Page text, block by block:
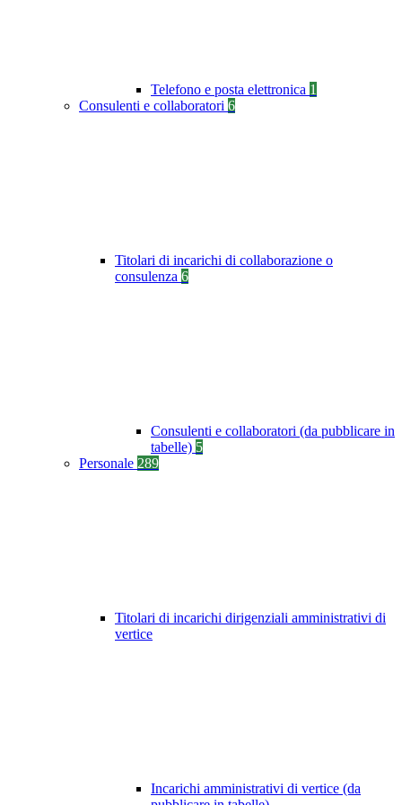
Telefono e posta elettronica 1
Consulenti e collaboratori 6
Titolari di incarichi di collaborazione o
consulenza 6
Consulenti e collaboratori (da pubblicare in
tabelle) 5
Personale 289
Titolari di incarichi dirigenziali amministrativi di
vertice
Incarichi amministrativi di vertice (da